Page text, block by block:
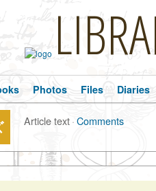
Photos Files Diaries
Article text·Comments